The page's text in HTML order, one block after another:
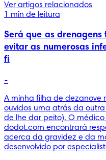
Ver artigos relacionados
1 min de leitura
Será que as
evitar as numerosas
fi
-
A minha filha de dezanove
ouvidos uma atrás da
de lhe dar peito). O
dodot.com encontrará
acerca da gravidez e da
desenvolvido por